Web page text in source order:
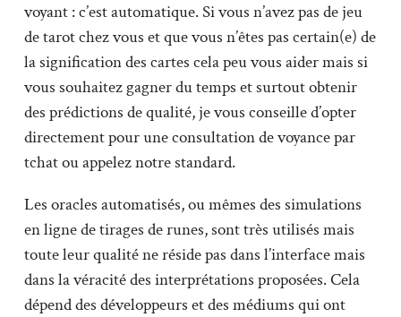
voyant : c’est automatique. Si vous n’avez pas de jeu
de tarot chez vous et que vous n’êtes pas certain(e) de
la signification des cartes cela peu vous aider mais si
vous souhaitez gagner du temps et surtout obtenir
des prédictions de qualité, je vous conseille d’opter
directement pour une consultation de voyance par
tchat ou appelez notre standard.
Les oracles automatisés, ou mêmes des simulations
en ligne de tirages de runes, sont très utilisés mais
toute leur qualité ne réside pas dans l’interface mais
dans la véracité des interprétations proposées. Cela
dépend des développeurs et des médiums qui ont